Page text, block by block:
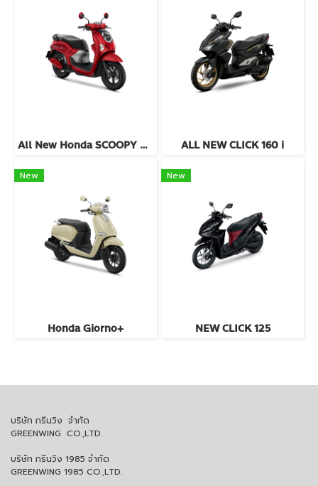
All New Honda SCOOPY 2024 ALL NEW CLICK 160 i
New
Honda Giorno+
New
NEW CLICK 125
บริษัท กรีนวิง จำกัด
GREENWING CO.,LTD.
บริษัท กรีนวิง 1985 จำกัด
GREENWING 1985 CO.,LTD.